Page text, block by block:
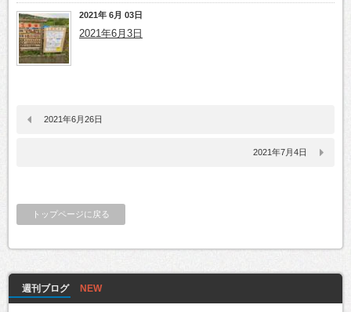
2021年 6月 03日
2021年6月3日
2021年6月26日
2021年7月4日
トップページに戻る
週刊ブログ